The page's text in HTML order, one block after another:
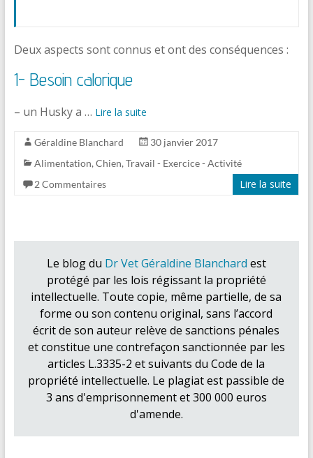
Deux aspects sont connus et ont des conséquences :
1- Besoin calorique
– un Husky a … Lire la suite
Géraldine Blanchard
30 janvier 2017
Alimentation, Chien, Travail - Exercice - Activité
2 Commentaires
Lire la suite
Le blog du Dr Vet Géraldine Blanchard est
protégé par les lois régissant la propriété
intellectuelle. Toute copie, même partielle, de sa
forme ou son contenu original, sans l’accord
écrit de son auteur relève de sanctions pénales
et constitue une contrefaçon sanctionnée par les
articles L.3335-2 et suivants du Code de la
propriété intellectuelle. Le plagiat est passible de
3 ans d'emprisonnement et 300 000 euros
d'amende.